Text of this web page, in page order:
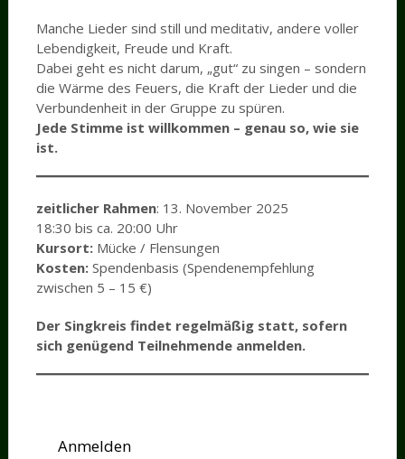
Manche Lieder sind still und meditativ, andere voller
Lebendigkeit, Freude und Kraft.
Dabei geht es nicht darum, „gut“ zu singen – sondern
die Wärme des Feuers, die Kraft der Lieder und die
Verbundenheit in der Gruppe zu spüren.
Jede Stimme ist willkommen – genau so, wie sie
ist.
zeitlicher Rahmen: 13. November 2025
18:30 bis ca. 20:00 Uhr
Kursort:Mücke / Flensungen
Kosten:Spendenbasis (Spendenempfehlung
zwischen 5 – 15 €)
Der Singkreis findet regelmäßig statt, sofern
sich genügend Teilnehmende anmelden.
Anmelden